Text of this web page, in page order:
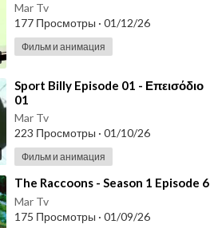
Mar Tv
177 Просмотры · 01/12/26
Фильм и анимация
⁣Sport Billy Episode 01 - Επεισόδιο
01
Mar Tv
223 Просмотры · 01/10/26
Фильм и анимация
⁣The Raccoons - Season 1 Episode 6
Mar Tv
175 Просмотры · 01/09/26